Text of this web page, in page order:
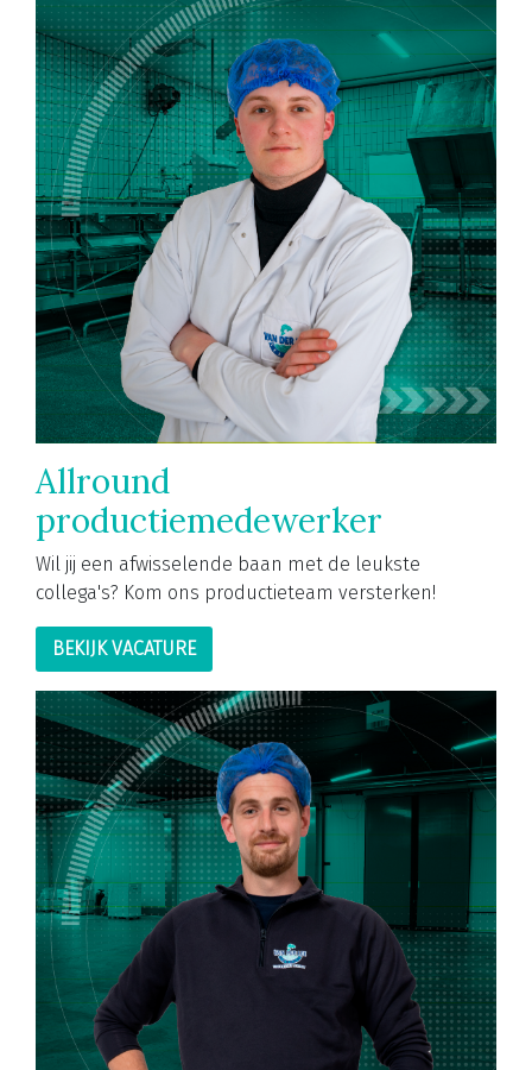
Allround
productiemedewerker
Wil jij een afwisselende baan met de leukste
collega's? Kom ons productieteam versterken!
BEKIJK VACATURE